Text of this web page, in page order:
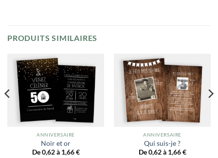
PRODUITS SIMILAIRES
ANNIVERSAIRE
Noir et or
De 0,62 à 1,66€
ANNIVERSAIRE
Qui suis-je ?
De 0,62 à 1,66€